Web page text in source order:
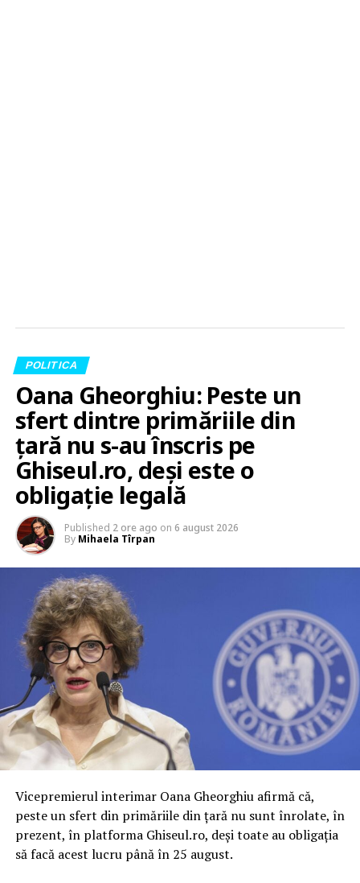
POLITICA
Oana Gheorghiu: Peste un
sfert dintre primăriile din
țară nu s-au înscris pe
Ghiseul.ro, deși este o
obligație legală
Published 2 ore ago on 6 august 2026
By Mihaela Tîrpan
Vicepremierul interimar Oana Gheorghiu afirmă că,
peste un sfert din primăriile din ţară nu sunt înrolate, în
prezent, în platforma Ghiseul.ro, deşi toate au obligaţia
să facă acest lucru până în 25 august.